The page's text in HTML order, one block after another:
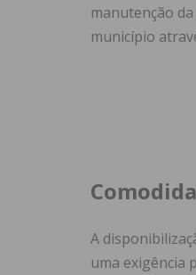
manutenção
município
A
uma exigência